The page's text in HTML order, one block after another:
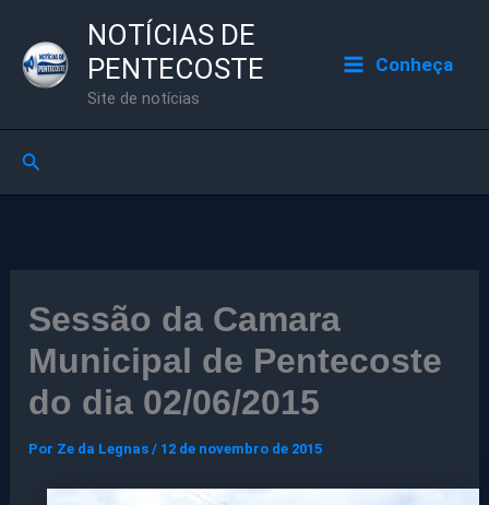
para
NOTÍCIAS DE
PENTECOSTE
Site de notícias
Conheça
Pesquisar
Sessão da Camara
Municipal de Pentecoste
do dia 02/06/2015
Por Ze da Legnas/ 12 de novembro de 2015